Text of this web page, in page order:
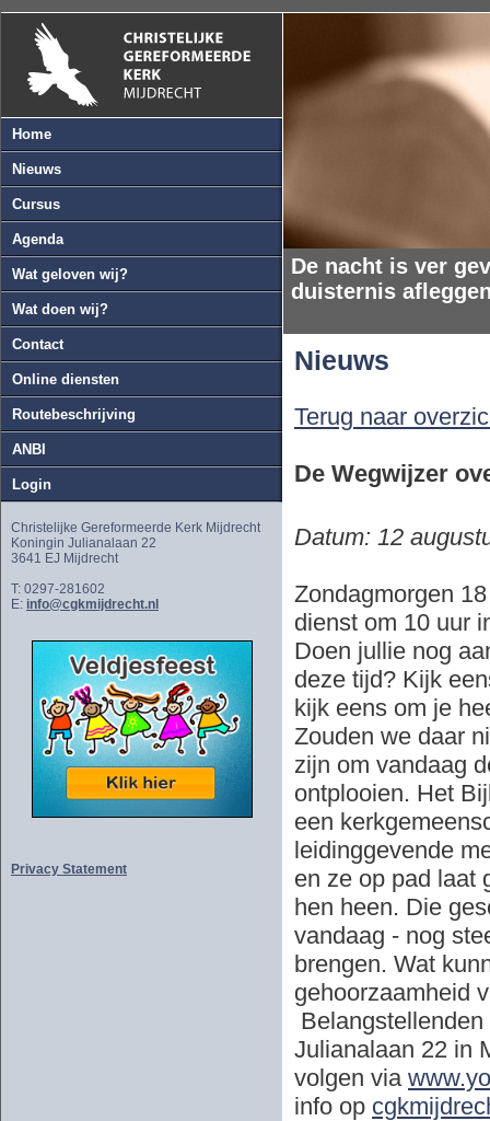
Home
Nieuws
Cursus
Agenda
Wat geloven wij?
Wat doen wij?
Contact
Online diensten
Routebeschrijving
ANBI
Login
Christelijke Gereformeerde Kerk Mijdrecht
Koningin Julianalaan 22
3641 EJ Mijdrecht
T: 0297-281602
E: info@cgkmijdrecht.nl
Privacy Statement
De nacht is ver
duisternis
Nieuws
Terug naar
De Wegwijzer
Datum: 12
Zondagmorgen
dienst om 10 uur
Doen jullie nog
deze tijd? Kijk
kijk eens om je
Zouden we daar
zijn om vandaag
ontplooien. Het
een
leidinggevende
en ze op pad laat
hen heen. Die
vandaag - nog
brengen. Wat
gehoorzaamheid
Julianalaan 22 in
volgen via
info op